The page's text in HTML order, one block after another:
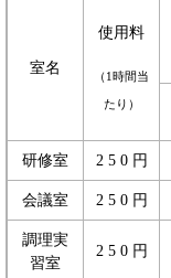
室名
使用料
（1時間当
たり）
研修室 2 5 0 円
会議室 2 5 0 円
調理実
習室
2 5 0 円